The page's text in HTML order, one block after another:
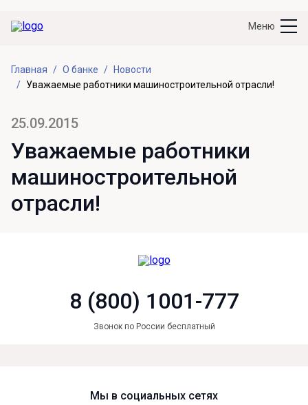
Меню
Главная О банке
Новости
Уважаемые работники машиностроительной отрасли!
25.09.2015
Уважаемые работники
машиностроительной
отрасли!
8 (800) 1001-777
Звонок по России бесплатный
Мы в социальных сетях